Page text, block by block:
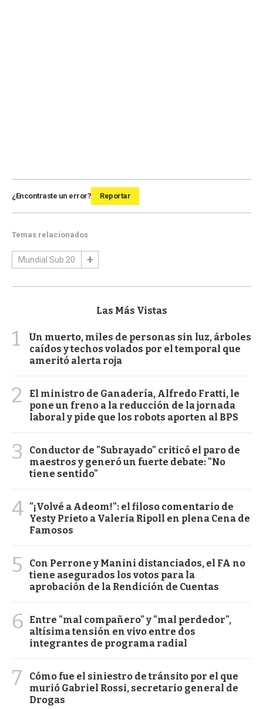
¿Encontraste un error? Reportar
Temas relacionados
Mundial Sub 20
Las Más Vistas
1
Un muerto, miles de personas sin luz, árboles
caídos y techos volados por el temporal que
ameritó alerta roja
2
El ministro de Ganadería, Alfredo Fratti, le
pone un freno a la reducción de la jornada
laboral y pide que los robots aporten al BPS
3
Conductor de "Subrayado" criticó el paro de
maestros y generó un fuerte debate: "No
tiene sentido"
4 "¡Volvé a Adeom!": el filoso comentario de
Yesty Prieto a Valeria Ripoll en plena Cena de
Famosos
5
Con Perrone y Manini distanciados, el FA no
tiene asegurados los votos para la
aprobación de la Rendición de Cuentas
6
Entre "mal compañero" y "mal perdedor",
altísima tensión en vivo entre dos
integrantes de programa radial
7
Cómo fue el siniestro de tránsito por el que
murió Gabriel Rossi, secretario general de
Drogas